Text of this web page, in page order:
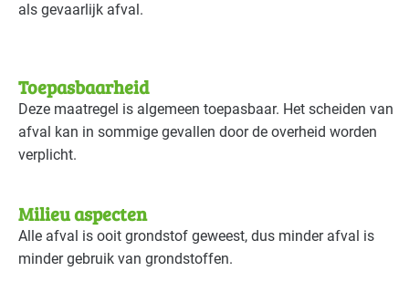
als gevaarlijk afval.
Toepasbaarheid
Deze maatregel is algemeen toepasbaar. Het scheiden van
afval kan in sommige gevallen door de overheid worden
verplicht.
Milieu aspecten
Alle afval is ooit grondstof geweest, dus minder afval is
minder gebruik van grondstoffen.